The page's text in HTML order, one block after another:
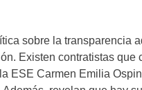
sobre la transparencia
Existen contratistas
ESE Carmen Emilia